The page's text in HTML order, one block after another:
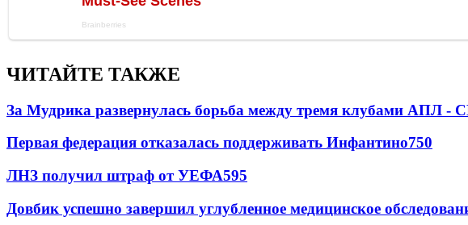
ЧИТАЙТЕ ТАКЖЕ
За Мудрика развернулась борьба между тремя клубами АПЛ -
Первая федерация отказалась поддерживать Инфантино750
ЛНЗ получил штраф от УЕФА595
Довбик успешно завершил углубленное медицинское